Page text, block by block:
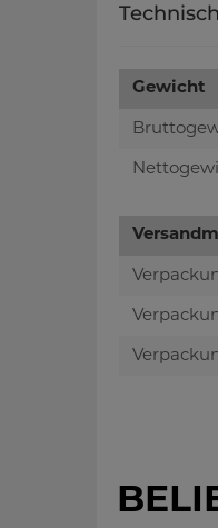
Gewicht